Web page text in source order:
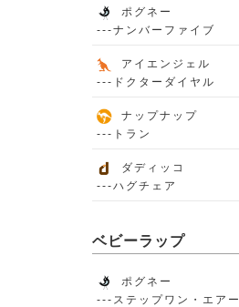
ポグネー
---ナンバーファイブ
アイエンジェル
---ドクターダイヤル
ナップナップ
---トラン
ダディッコ
---ハグチェア
ベビーラップ
ポグネー
---ステップワン・エアー